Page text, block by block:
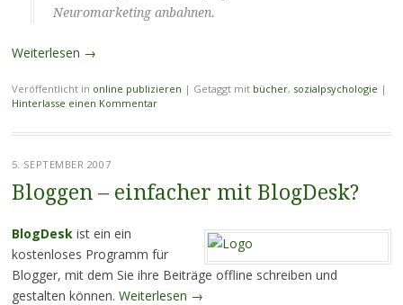
Neuromarketing anbahnen.
Weiterlesen →
Veröffentlicht in online publizieren | Getaggt mit bücher, sozialpsychologie |
Hinterlasse einen Kommentar
5. SEPTEMBER 2007
Bloggen – einfacher mit BlogDesk?
BlogDeskist ein ein
kostenloses Programm für
Blogger, mit dem Sie ihre Beiträge offline schreiben und
gestalten können. Weiterlesen →